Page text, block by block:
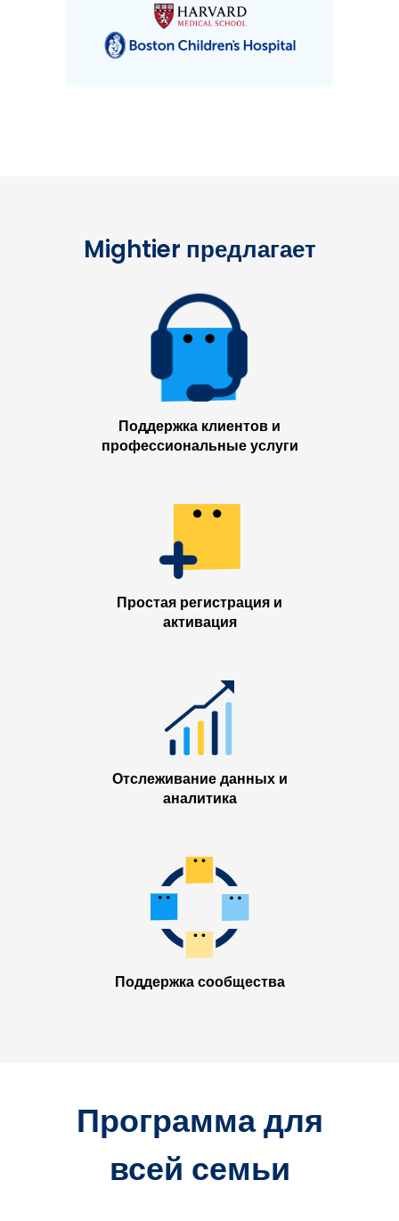
Mightier предлагает
Поддержка клиентов и
профессиональные услуги
Простая регистрация и
активация
Отслеживание данных и
аналитика
Поддержка сообщества
Программа для
всей семьи